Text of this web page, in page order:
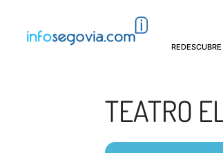
TEATRO